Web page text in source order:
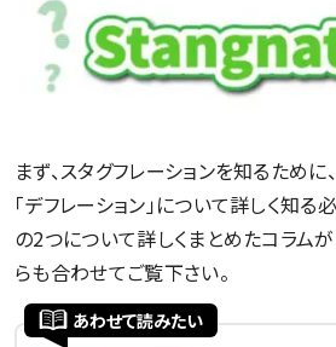
まず、スタグフレーションを知るために
「デフレーション」について詳しく知る
の2つについて詳しくまとめたコラム
らも合わせてご覧下さい。
あわせて読みたい